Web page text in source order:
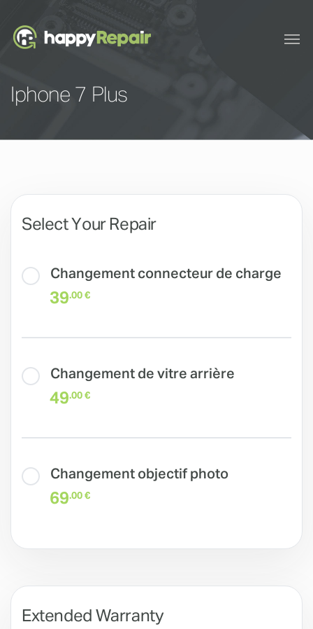
Iphone 7 Plus
Select Your Repair
Changement connecteur de charge
39.00 €
Changement de vitre arrière
49.00 €
Changement objectif photo
69.00 €
Extended Warranty